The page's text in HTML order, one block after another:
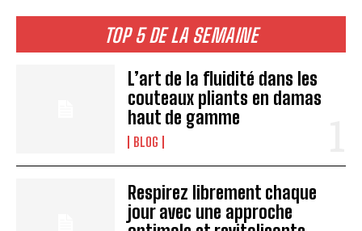
TOP 5 DE LA SEMAINE
L’art de la fluidité dans les
couteaux pliants en damas
haut de gamme
BLOG
Respirez librement chaque
jour avec une approche